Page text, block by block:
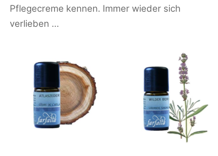
Pflegecreme kennen. Immer wieder sich
verlieben …